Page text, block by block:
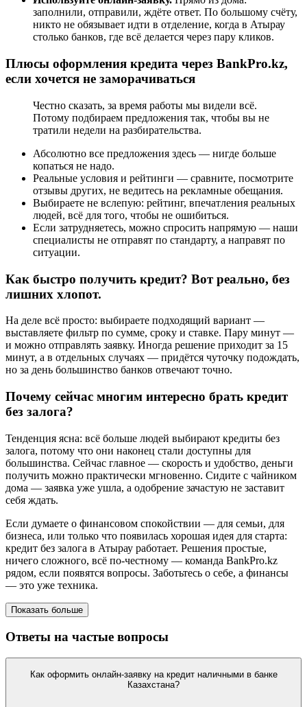
заполнили, отправили, ждёте ответ. По большому счёту,
никто не обязывает идти в отделение, когда в Атырау
столько банков, где всё делается через пару кликов.
Плюсы оформления кредита через BankPro.kz,
если хочется не заморачиваться
Честно сказать, за время работы мы видели всё.
Потому подбираем предложения так, чтобы вы не
тратили недели на разбирательства.
Абсолютно все предложения здесь — нигде больше
копаться не надо.
Реальные условия и рейтинги — сравните, посмотрите
отзывы других, не ведитесь на рекламные обещания.
Выбираете не вслепую: рейтинг, впечатления реальных
людей, всё для того, чтобы не ошибиться.
Если затрудняетесь, можно спросить напрямую — наши
специалисты не отправят по стандарту, а направят по
ситуации.
Как быстро получить кредит? Вот реально, без
лишних хлопот.
На деле всё просто: выбираете подходящий вариант —
выставляете фильтр по сумме, сроку и ставке. Пару минут —
и можно отправлять заявку. Иногда решение приходит за 15
минут, а в отдельных случаях — придётся чуточку подождать,
но за день большинство банков отвечают точно.
Почему сейчас многим интересно брать кредит
без залога?
Тенденция ясна: всё больше людей выбирают кредиты без
залога, потому что они наконец стали доступны для
большинства. Сейчас главное — скорость и удобство, деньги
получить можно практически мгновенно. Сидите с чайником
дома — заявка уже ушла, а одобрение зачастую не заставит
себя ждать.
Если думаете о финансовом спокойствии — для семьи, для
бизнеса, или только что появилась хорошая идея для старта:
кредит без залога в Атырау работает. Решения простые,
ничего сложного, всё по-честному — команда BankPro.kz
рядом, если появятся вопросы. Заботьтесь о себе, а финансы
— это уже техника.
Показать больше
Ответы на частые вопросы
Как оформить онлайн-заявку на кредит наличными в банке
Казахстана?